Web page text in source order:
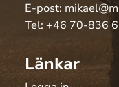
E-post:
Tel: +46 70-836
Länkar